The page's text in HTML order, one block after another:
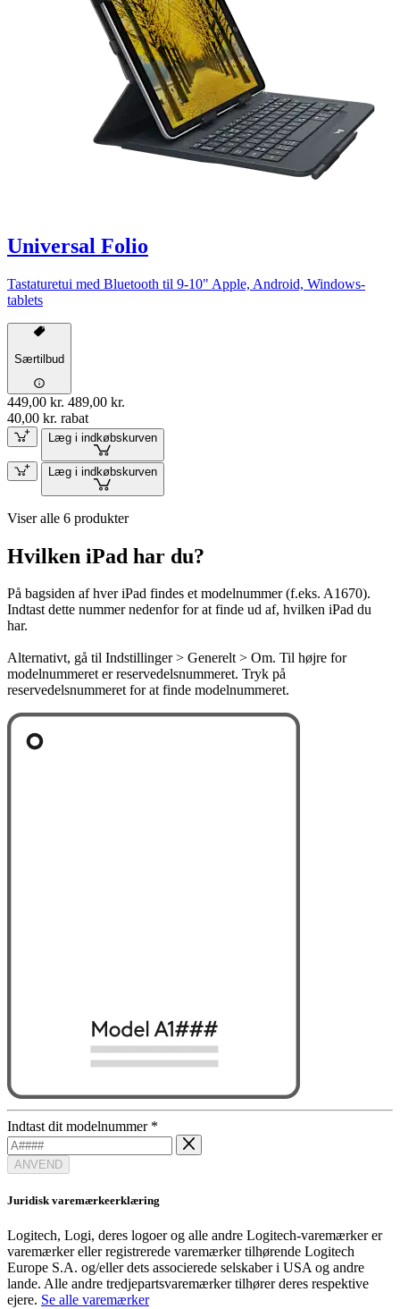
Universal Folio
Tastaturetui med Bluetooth til 9-10" Apple, Android, Windows-
tablets
Særtilbud
449,00 kr. 489,00 kr.
40,00 kr. rabat
Læg i indkøbskurven
Læg i indkøbskurven
Viser alle 6 produkter
Hvilken iPad har du?
På bagsiden af hver iPad findes et modelnummer (f.eks. A1670).
Indtast dette nummer nedenfor for at finde ud af, hvilken iPad du
har.
Alternativt, gå til Indstillinger > Generelt > Om. Til højre for
modelnummeret er reservedelsnummeret. Tryk på
reservedelsnummeret for at finde modelnummeret.
Indtast dit modelnummer *
ANVEND
Juridisk varemærkeerklæring
Logitech, Logi, deres logoer og alle andre Logitech-varemærker er
varemærker eller registrerede varemærker tilhørende Logitech
Europe S.A. og/eller dets associerede selskaber i USA og andre
lande. Alle andre tredjepartsvaremærker tilhører deres respektive
ejere. Se alle varemærker